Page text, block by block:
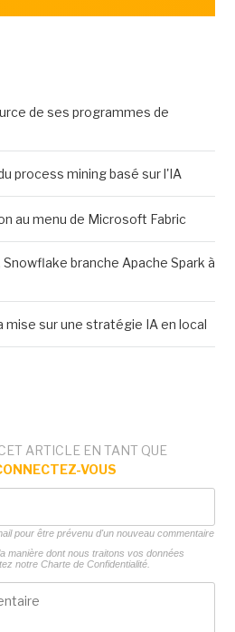
de ses programmes de
process mining basé sur l'IA
au menu de Microsoft Fabric
branche Apache Spark à
mise sur une stratégie IA en local
ARTICLE EN TANT QUE
VOUS
pour être prévenu d'un nouveau commentaire
manière dont nous traitons vos données
notre Charte de Confidentialité.